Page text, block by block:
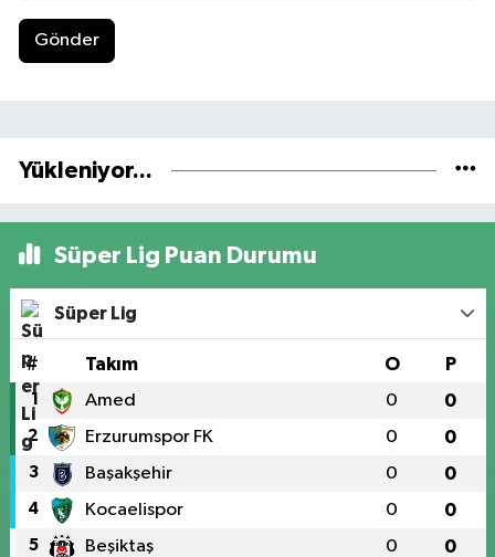
Gönder
Yükleniyor...
Süper Lig Puan Durumu
Süper Lig
# Takım O P
1 Amed 0 0
2 Erzurumspor FK 0 0
3 Başakşehir 0 0
4 Kocaelispor 0 0
5 Beşiktaş 0 0